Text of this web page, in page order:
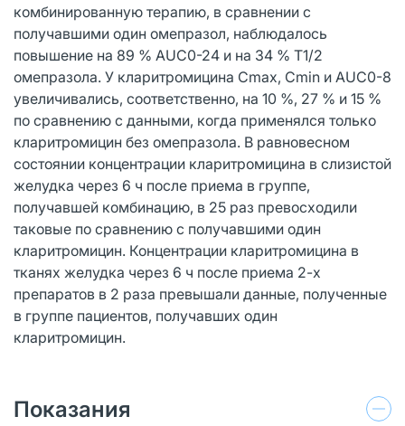
комбинированную терапию, в сравнении с
получавшими один омепразол, наблюдалось
повышение на 89 % AUC0-24 и на 34 % Т1/2
омепразола. У кларитромицина Сmах, Cmin и AUC0-8
увеличивались, соответственно, на 10 %, 27 % и 15 %
по сравнению с данными, когда применялся только
кларитромицин без омепразола. В равновесном
состоянии концентрации кларитромицина в слизистой
желудка через 6 ч после приема в группе,
получавшей комбинацию, в 25 раз превосходили
таковые по сравнению с получавшими один
кларитромицин. Концентрации кларитромицина в
тканях желудка через 6 ч после приема 2-х
препаратов в 2 раза превышали данные, полученные
в группе пациентов, получавших один
кларитромицин.
Показания